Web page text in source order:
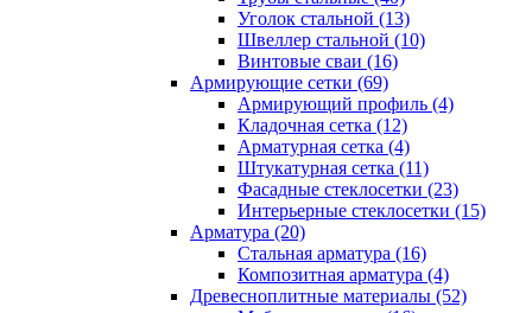
Уголок стальной (13)
Швеллер стальной (10)
Винтовые сваи (16)
Армирующие сетки (69)
Армирующий профиль (4)
Кладочная сетка (12)
Арматурная сетка (4)
Штукатурная сетка (11)
Фасадные стеклосетки (23)
Интерьерные стеклосетки (15)
Арматура (20)
Стальная арматура (16)
Композитная арматура (4)
Древесноплитные материалы (52)